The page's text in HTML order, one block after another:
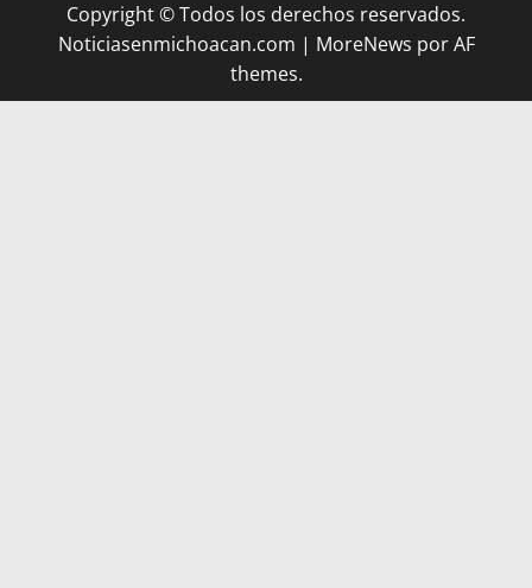
Copyright © Todos los derechos reservados.
Noticiasenmichoacan.com | MoreNews por AF
themes.